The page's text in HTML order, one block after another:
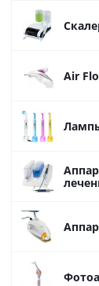
Air